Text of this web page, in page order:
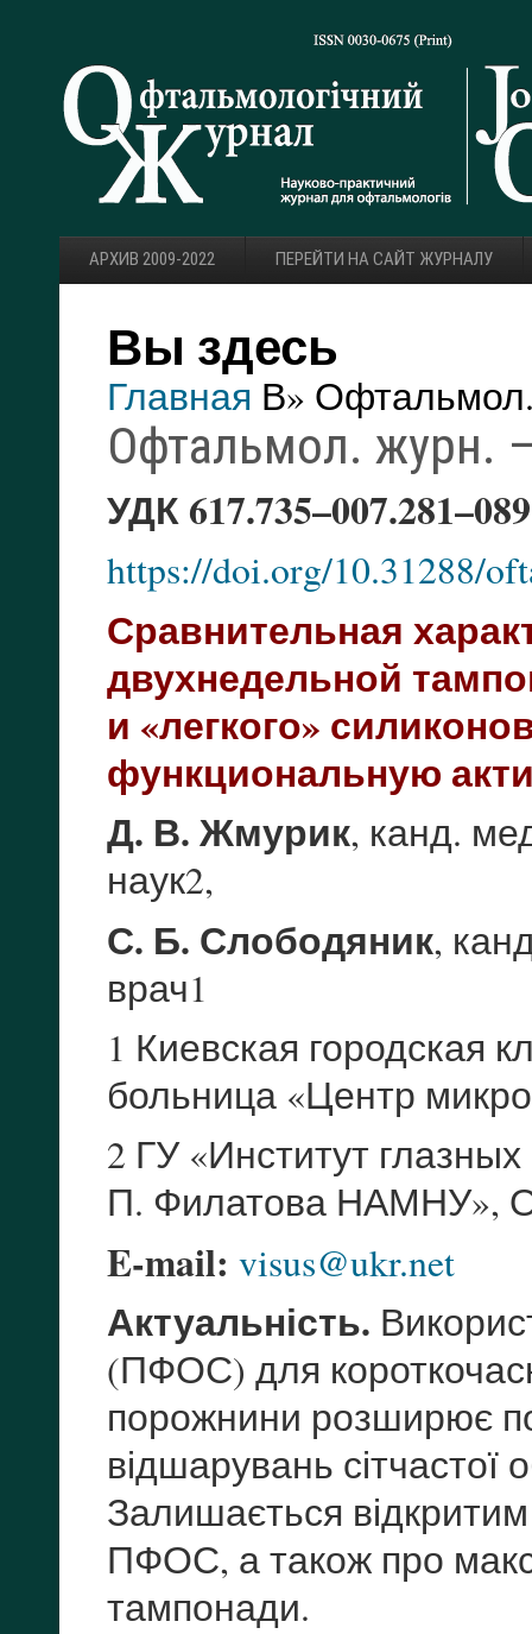
АРХИВ 2009-2022 ПЕРЕЙТИ НА САЙТ ЖУРНАЛУ
Вы здесь
Главная В»
Офтальмол. журн.
УДК
https://doi.org/10.31288/
Сравнительная
двухнедельной
и «легкого»
функциональную
Д. В. Жмурик, канд.
наук2,
С. Б. Слободяник,
врач1
1 Киевская городская
больница «Центр
2 ГУ «Институт
П. Филатова НАМНУ»,
E-mail: visus@ukr.net
Актуальність.
(ПФОС) для
порожнини розширює
відшарувань сітчастої
Залишається
ПФОС, а також про
тампонади.